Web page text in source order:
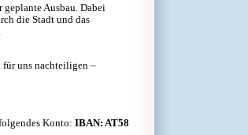
Ausbau. Dabei
die Stadt und das
uns nachteiligen –
Konto: IBAN: AT58